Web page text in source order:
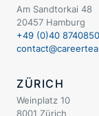
Am Sandtorkai 48
20457 Hamburg
+49 (0)40
ZÜRICH
Weinplatz 10
8001 Zürich